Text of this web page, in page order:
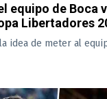
equipo de Boca
Libertadores
idea de meter al